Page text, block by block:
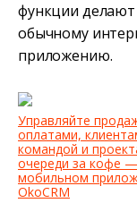
функции
обычному
приложению.
Управляйте
оплатами,
командой и
очереди за кофе
мобильном
OkoCRM